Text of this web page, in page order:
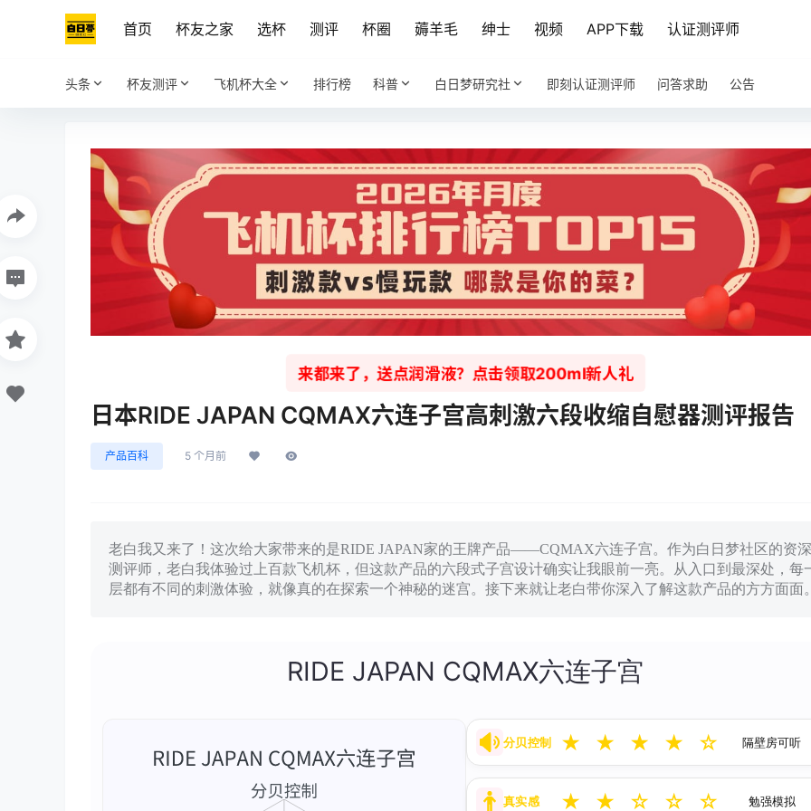
首页 杯友之家 选杯 测评 杯圈 薅羊毛 绅士 视频 APP下载 认证测评师
头条 杯友测评 飞机杯大全 排行榜 科普 白日梦研究社 即刻认证测评师 问答求助 公告
来都来了，送点润滑液？点击领取200ml新人礼
日本RIDE JAPAN CQMAX六连子宫高刺激六段收缩自慰器测评报告
产品百科 5 个月前
老白我又来了！这次给大家带来的是RIDE JAPAN家的王牌产品——CQMAX六连子宫。作为白日梦社区的资深
测评师，老白我体验过上百款飞机杯，但这款产品的六段式子宫设计确实让我眼前一亮。从入口到最深处，每
层都有不同的刺激体验，就像真的在探索一个神秘的迷宫。接下来就让老白带你深入了解这款产品的方方面面。
RIDE JAPAN CQMAX六连子宫
分贝控制 ★ ★ ★ ★ ☆ 隔壁房可听
真实感 ★ ★ ☆ ☆ ☆ 勉强模拟